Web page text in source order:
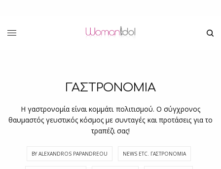
ΓΑΣΤΡΟΝΟΜΙΑ
Η γαστρονομία είναι κομμάτι πολιτισμού. Ο σύγχρονος
θαυμαστός γευστικός κόσμος με συνταγές και προτάσεις για το
τραπέζι σας!
BY ALEXANDROS PAPANDREOU NEWS ETC. ΓΑΣΤΡΟΝΟΜΊΑ